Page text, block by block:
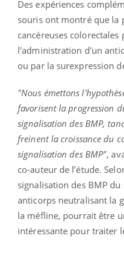
Des expériences
souris ont montré que la
cancéreuses
l'administration d'un
ou par la surexpression
"Nous émettons
favorisent la progression
signalisation des BMP,
freinent la croissance du
signalisation des BMP",
co-auteur de l’étude.
signalisation des BMP
anticorps neutralisant la
la méfline, pourrait être
intéressante pour traiter